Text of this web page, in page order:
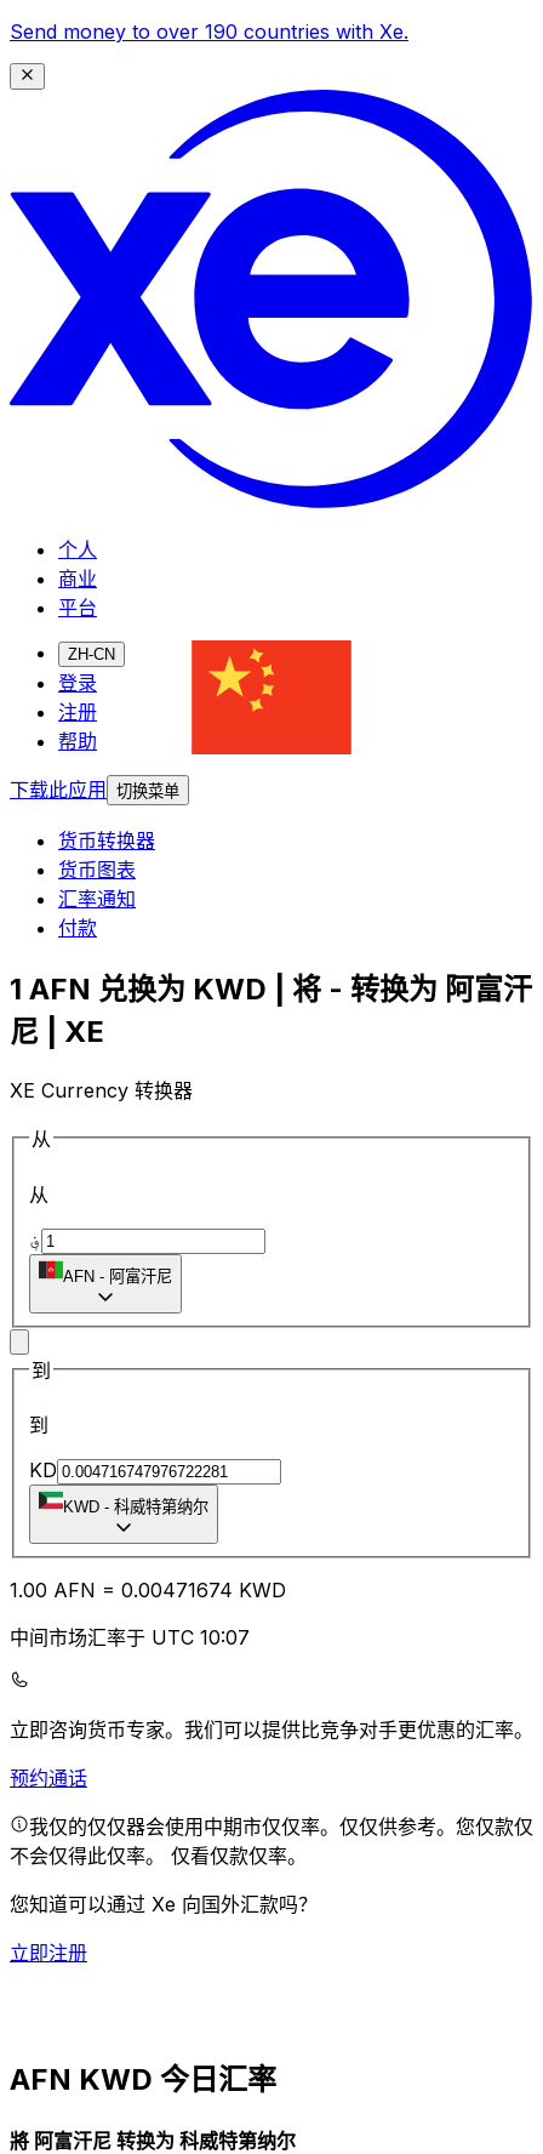
Send money to over 190 countries with Xe.
个人
商业
平台
ZH-CN
登录
注册
帮助
下载此应用
切换菜单
货币转换器
货币图表
汇率通知
付款
1 AFN 兑换为 KWD | 将 - 转换为 阿富汗
尼 | XE
XE Currency 转换器
从
从
؋
AFN - 阿富汗尼
到
到
KD
KWD - 科威特第纳尔
1.00 AFN = 0.00471674 KWD
中间市场汇率于 UTC 10:07
立即咨询货币专家。 我们可以提供比竞争对手更优惠的汇率。
预约通话
我仅的仅仅器会使用中期市仅仅率。仅仅供参考。您仅款仅
不会仅得此仅率。 仅看仅款仅率。
您知道可以通过 Xe 向国外汇款吗？
立即注册
AFN KWD 今日汇率
將 阿富汗尼 转换为 科威特第纳尔